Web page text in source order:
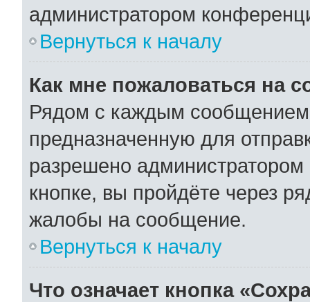
администратором
Вернуться к началу
Как мне пожаловаться на
Рядом с каждым сообщением
предназначенную для
разрешено
кнопке, вы пройдёте через
жалобы на сообщение.
Вернуться к началу
Что означает кнопка